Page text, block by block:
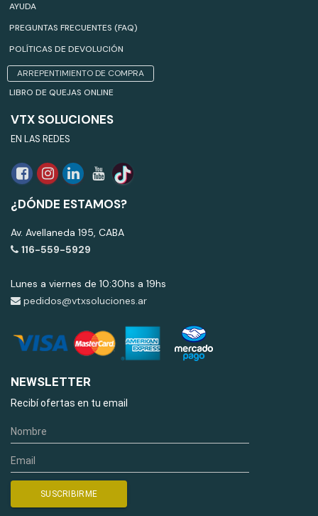
AYUDA
PREGUNTAS FRECUENTES (FAQ)
POLÍTICAS DE DEVOLUCIÓN
ARREPENTIMIENTO DE COMPRA
LIBRO DE QUEJAS ONLINE
VTX SOLUCIONES
EN LAS REDES
¿DÓNDE ESTAMOS?
Av. Avellaneda 195, CABA
116-559-5929
Lunes a viernes de 10:30hs a 19hs
pedidos@vtxsoluciones.ar
NEWSLETTER
Recibí ofertas en tu email